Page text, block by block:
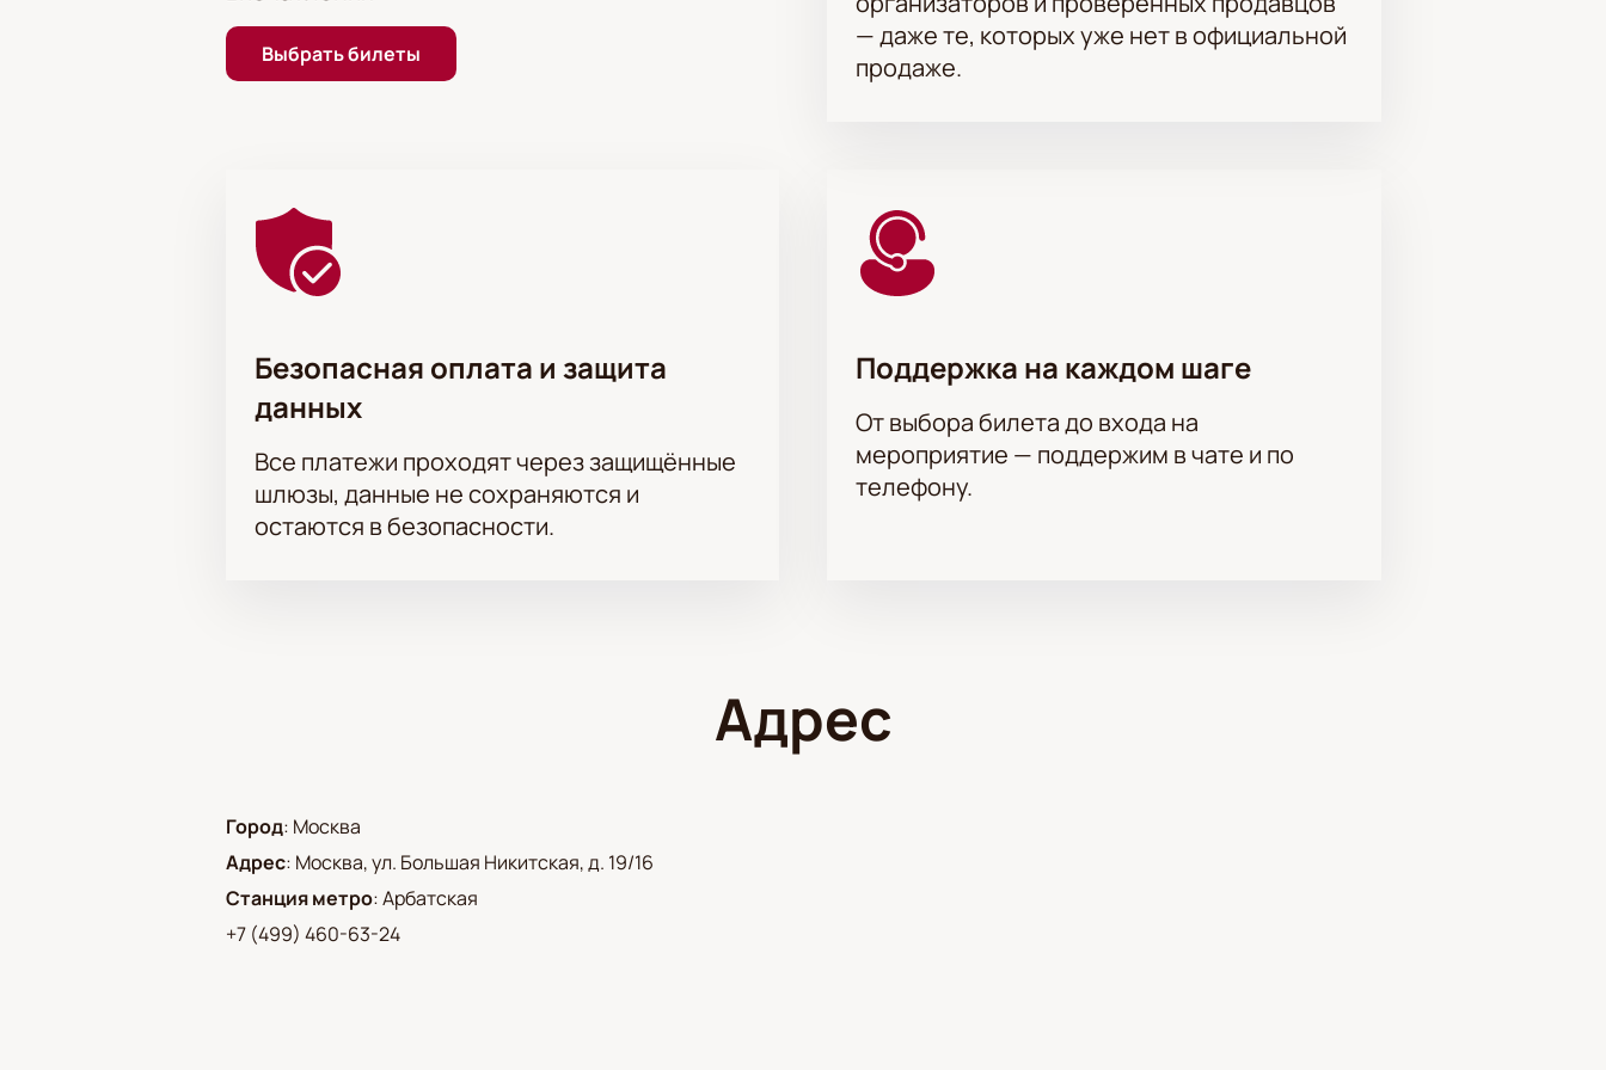
Выбрать билеты
— даже те, которых уже нет в официальной
продаже.
Безопасная оплата и защита
данных
Все платежи проходят через защищённые
шлюзы, данные не сохраняются и
остаются в безопасности.
Поддержка на каждом шаге
От выбора билета до входа на
мероприятие — поддержим в чате и по
телефону.
Адрес
Город: Москва
Адрес: Москва, ул. Большая Никитская, д. 19/16
Станция метро:Арбатская
+7 (499) 460-63-24